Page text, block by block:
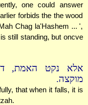
one could answer
forbids the the wood
Chag la'Hashem ... ',
still standing, but oncve
אלא נקט האמת,
מוקצה.
that when it falls, it is